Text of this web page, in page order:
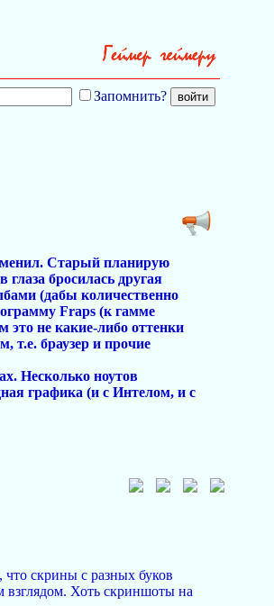
Запомнить?
Старый планирую
глаза бросилась другая
(дабы количественно
Fraps (к гамме
не какие-либо оттенки
т.е. браузер и прочие
Несколько ноутов
графика (и с Интелом, и с
скрины с разных буков
взглядом. Хоть скриншоты на